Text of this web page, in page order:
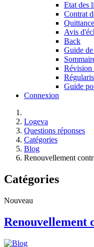
Etat des
Contrat
Avis
Back
Guide
Révision
Guide
Connexion
Logeva
Questions réponses
Catégories
Blog
Renouvellement
Catégories
Nouveau
Renouvellement